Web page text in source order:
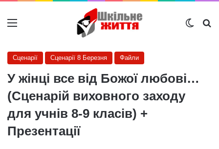
Меню
Сценарії Сценарії 8 Березня Файли
У жінці все від Божої любові…
(Сценарій виховного заходу
для учнів 8-9 класів) +
Презентації